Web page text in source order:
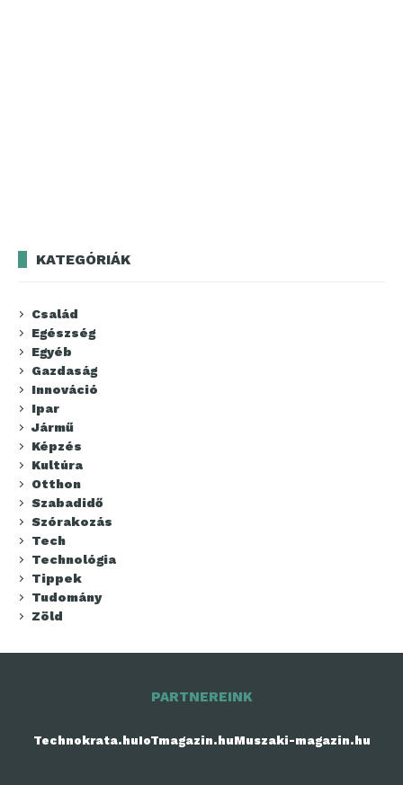
KATEGÓRIÁK
Család
Egészség
Egyéb
Gazdaság
Innováció
Ipar
Jármű
Képzés
Kultúra
Otthon
Szabadidő
Szórakozás
Tech
Technológia
Tippek
Tudomány
Zöld
PARTNEREINK
Technokrata.huIoTmagazin.huMuszaki-magazin.hu